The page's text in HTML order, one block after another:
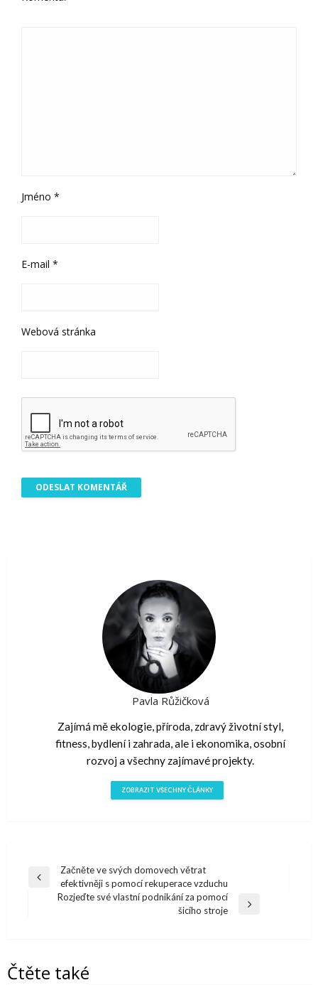
Jméno *
E-mail *
Webová stránka
Pavla Růžičková
Zajímá mě ekologie, příroda, zdravý životní styl,
fitness, bydlení i zahrada, ale i ekonomika, osobní
rozvoj a všechny zajímavé projekty.
ZOBRAZIT VŠECHNY ČLÁNKY
Navigace
Předchazí
Začněte ve svých domovech větrat
efektivněji s pomocí rekuperace vzduchu
Rozjeďte své vlastní podnikání za pomocí
šicího stroje
Čtěte také